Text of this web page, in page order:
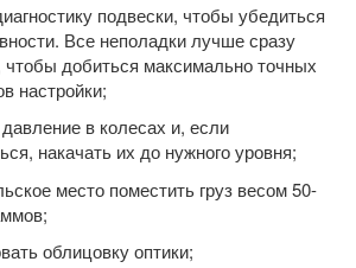
подвески, чтобы убедиться
Все неполадки лучше сразу
чтобы добиться максимально точных
настройки;
в колесах и, если
накачать их до нужного уровня;
место поместить груз весом 50-
облицовку оптики;